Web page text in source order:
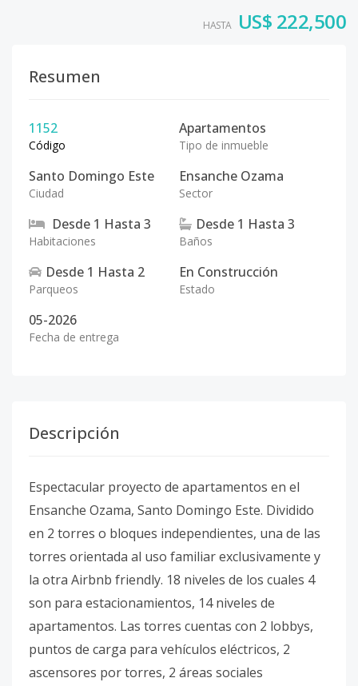
HASTA US$ 222,500
Resumen
1152
Código
Apartamentos
Tipo de inmueble
Santo Domingo Este
Ciudad
Ensanche Ozama
Sector
Desde 1 Hasta 3
Habitaciones
Desde 1 Hasta 3
Baños
Desde 1 Hasta 2
Parqueos
En Construcción
Estado
05-2026
Fecha de entrega
Descripción
Espectacular proyecto de apartamentos en el
Ensanche Ozama, Santo Domingo Este. Dividido
en 2 torres o bloques independientes, una de las
torres orientada al uso familiar exclusivamente y
la otra Airbnb friendly. 18 niveles de los cuales 4
son para estacionamientos, 14 niveles de
apartamentos. Las torres cuentas con 2 lobbys,
puntos de carga para vehículos eléctricos, 2
ascensores por torres, 2 áreas sociales